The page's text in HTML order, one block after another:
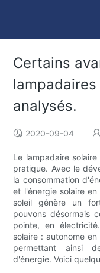
Certains
analysés.
2020-09-04
Le lampadaire
pratique. Avec le
la consommation
et l'énergie solaire
soleil génère un
pouvons désormais
pointe, en
solaire : autonome
permettant ainsi
d'énergie. Voici